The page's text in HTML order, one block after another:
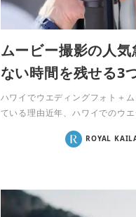
ムービー撮影の人
ない時間を残せる3
ハワイでウエディングフォト＋
ている理由近年、ハワイでのウ
ROYAL